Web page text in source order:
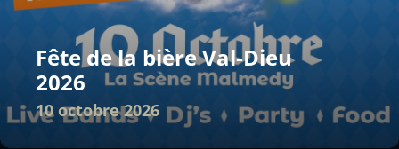
Fête de la bière Val-Dieu
2026
10 octobre 2026